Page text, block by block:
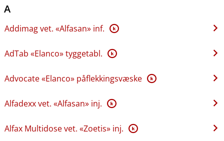
A
Addimag vet. «Alfasan» inf. K
AdTab «Elanco» tyggetabl. K
Advocate «Elanco» påflekkingsvæske K
Alfadexx vet. «Alfasan» inj. K
Alfax Multidose vet. «Zoetis» inj. K